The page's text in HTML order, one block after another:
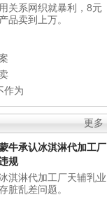
用关系网织就暴利，8元
产品卖到上万。
作为
更多
牛承认冰淇淋代加工厂
规
冰淇淋代加工厂天辅乳业
脏乱差问题。